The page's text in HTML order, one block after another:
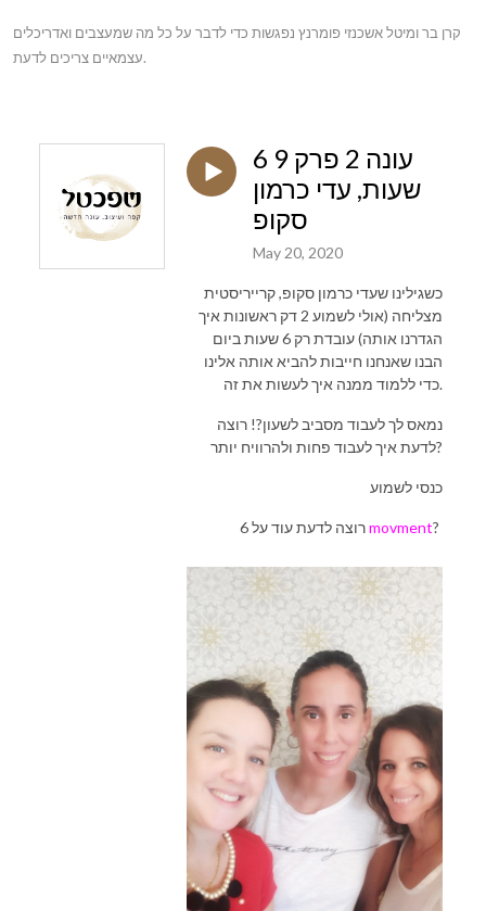
קרן בר ומיטל אשכנזי פומרנץ נפגשות כדי לדבר על כל מה שמעצבים ואדריכלים
עצמאיים צריכים לדעת.
עונה 2 פרק 9 6
שעות, עדי כרמון
סקופ
May 20, 2020
כשגילינו שעדי כרמון סקופ, קרייריסטית
מצליחה (אולי לשמוע 2 דק ראשונות איך
הגדרנו אותה) עובדת רק 6 שעות ביום
הבנו שאנחנו חייבות להביא אותה אלינו
כדי ללמוד ממנה איך לעשות את זה.
נמאס לך לעבוד מסביב לשעון?! רוצה
לדעת איך לעבוד פחות ולהרוויח יותר?
כנסי לשמוע
רוצה לדעת עוד על 6movment?